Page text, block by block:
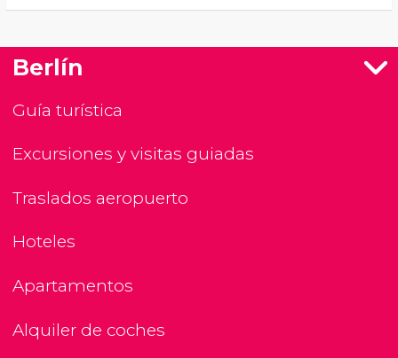
Berlín
Guía turística
Excursiones y visitas guiadas
Traslados aeropuerto
Hoteles
Apartamentos
Alquiler de coches